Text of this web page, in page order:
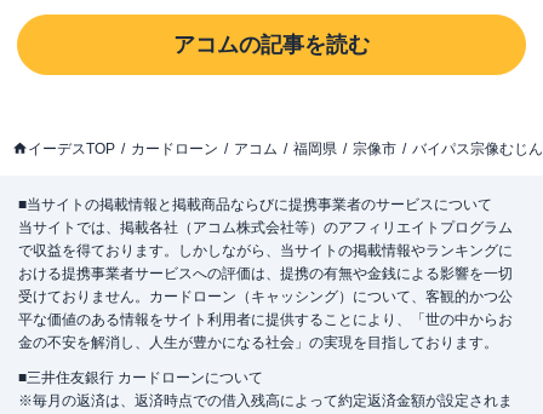
アコムの記事を読む
イーデスTOP カードローン アコム 福岡県 宗像市 バイパス宗像むじ
■当サイトの掲載情報と掲載商品ならびに提携事業者のサービスについて
当サイトでは、掲載各社（アコム株式会社等）のアフィリエイトプログラム
で収益を得ております。しかしながら、当サイトの掲載情報やランキングに
おける提携事業者サービスへの評価は、提携の有無や金銭による影響を一切
受けておりません。カードローン（キャッシング）について、客観的かつ公
平な価値のある情報をサイト利用者に提供することにより、「世の中からお
金の不安を解消し、人生が豊かになる社会」の実現を目指しております。
■三井住友銀行 カードローンについて
※毎月の返済は、返済時点での借入残高によって約定返済金額が設定されま